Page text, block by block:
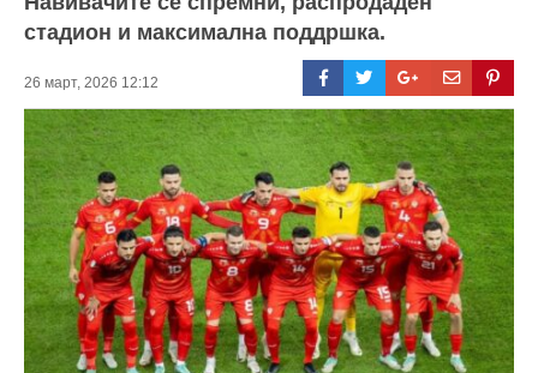
стадион и максимална поддршка.
26 март, 2026 12:12